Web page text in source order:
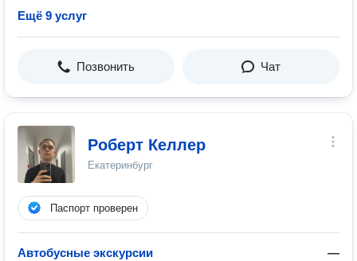
Ещё 9 услуг
Позвонить Чат
Роберт Келлер
Екатеринбург
Паспорт проверен
Автобусные экскурсии —